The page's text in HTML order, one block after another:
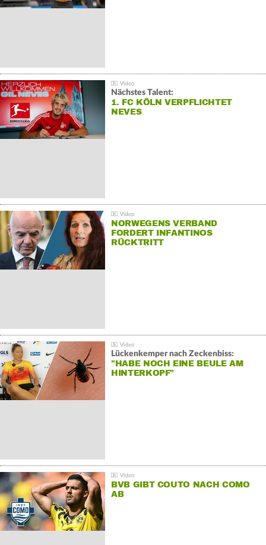
Nächstes Talent:
1. FC KÖLN VERPFLICHTET
NEVES
NORWEGENS VERBAND
FORDERT INFANTINOS
RÜCKTRITT
Lückenkemper nach Zeckenbiss:
"HABE NOCH EINE BEULE AM
HINTERKOPF"
BVB GIBT COUTO NACH COMO
AB